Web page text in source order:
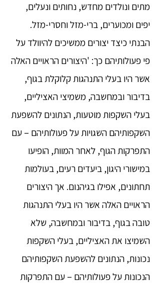
מתים ונולדים מחדש, נחותים ונעלים,
יפים ומכוערים, ברי-מזל וחסרי-מזל.
הבנתי כיצד יצורים ממשיכים להיוולד על
פי פעולותיהם כך: 'היצורים הראויים האלה
אשר היו בעלי התנהגות קלוקלת בגוף,
בדיבור ובמחשבה, משמיצי האציליים,
בעלי השקפות מוטעות, הנתונים להשפעת
השקפותיהם השגויות על פעולותיהם – עם
התפרקות הגוף, לאחר המוות, הופיעו
במישורי היגון, ביעדים רעים, בעולמות
תחתונים, אפילו בגיהנום. אך היצורים
הראויים האלה אשר היו בעלי התנהגות
טובה בגוף, בדיבור ובמחשבה, שלא
השמיצו את האציליים, בעלי השקפות
נכונות, הנתונים להשפעת השקפותיהם
הנכונות על פעולותיהם – עם התפרקות